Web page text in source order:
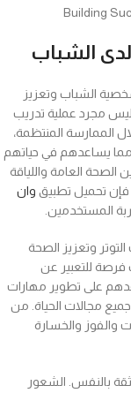
Building
لدى الشباب
الشباب وتعزيز
ليس مجرد عملية تدريب
الممارسة المنتظمة،
مما يساعدهم في حياتهم
الصحة العامة واللياقة
فإن تحميل تطبيق وان
المستخدمين.
وتعزيز الصحة
فرصة للتعبير عن
على تطوير مهارات
مجالات الحياة. من
والفوز والخسارة
بالنفس. الشعور